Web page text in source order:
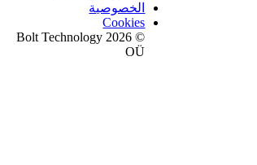
الخصوصية
Cookies
© 2026 Bolt Technology
OÜ